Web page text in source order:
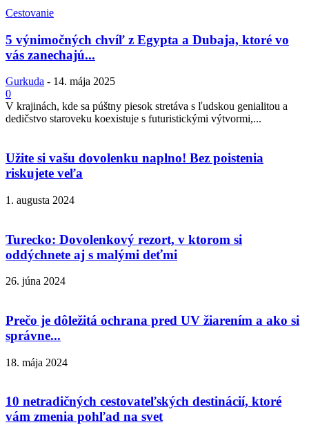
Cestovanie
5 výnimočných chvíľ z Egypta a Dubaja, ktoré vo
vás zanechajú...
Gurkuda - 14. mája 2025
0
V krajinách, kde sa púštny piesok stretáva s ľudskou genialitou a
dedičstvo staroveku koexistuje s futuristickými výtvormi,...
Užite si vašu dovolenku naplno! Bez poistenia
riskujete veľa
1. augusta 2024
Turecko: Dovolenkový rezort, v ktorom si
oddýchnete aj s malými deťmi
26. júna 2024
Prečo je dôležitá ochrana pred UV žiarením a ako si
správne...
18. mája 2024
10 netradičných cestovateľských destinácií, ktoré
vám zmenia pohľad na svet